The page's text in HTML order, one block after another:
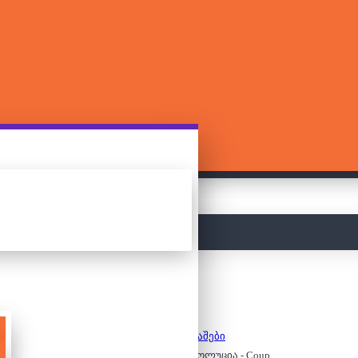
სამაგიდო თამაშები
სამაგიდო თამაში - რევოლუცია - Coup